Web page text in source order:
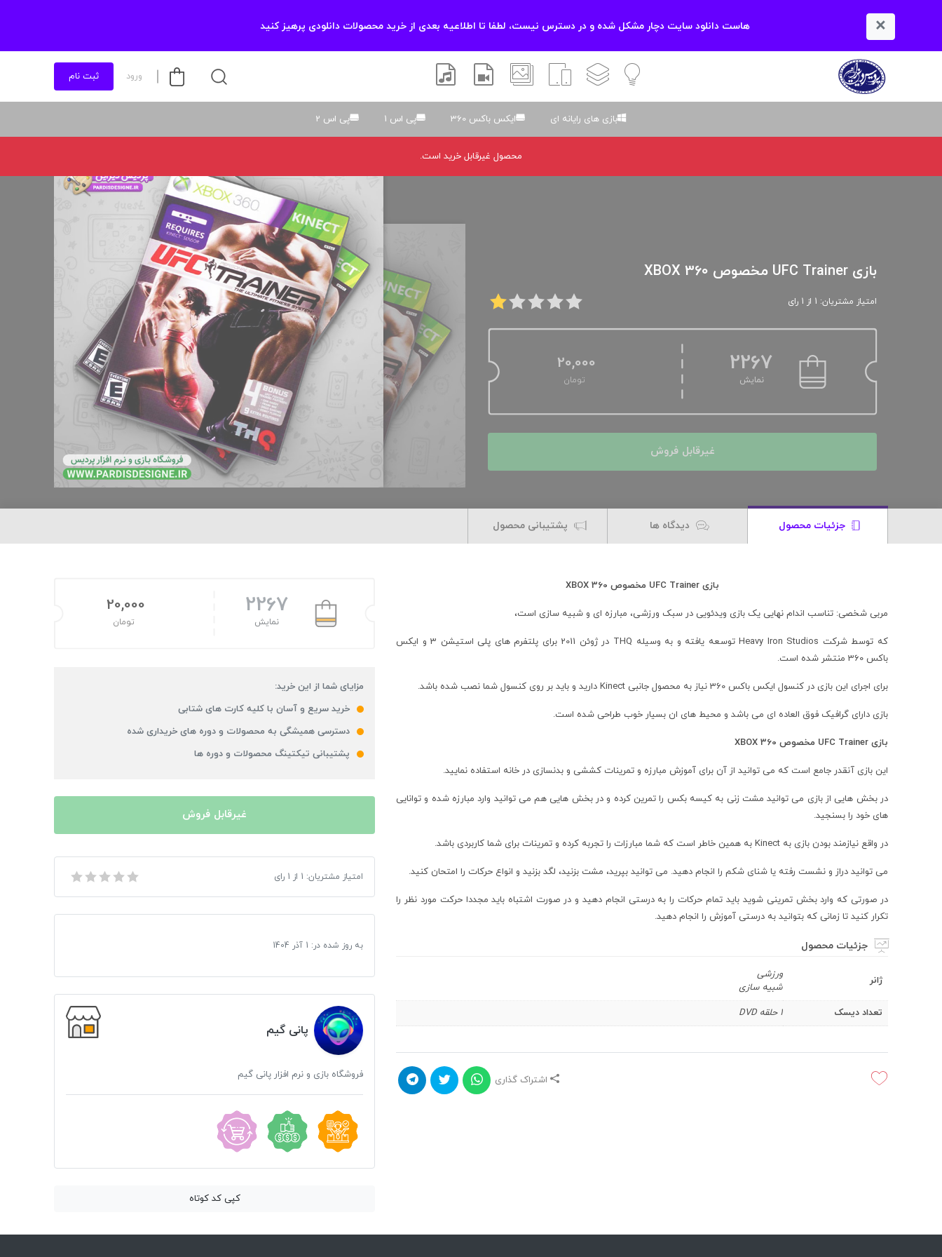
× هاست دانلود سایت دچار مشکل شده و در دسترس نیست، لطفا تا اطلاعیه بعدی از خرید محصولات دانلودی پرهیز کنید
آموزشیلایه باز اسکریپت والپیپر افتر افکتسموسیقی و صدا
ورود ثبت نام
بازی های رایانه ای ایکس باکس 360 پی اس 1 پی اس 2
محصول غیرقابل خرید است.
بازی UFC Trainer مخصوص XBOX 360
امتیاز مشتریان: 1 از 1 رای
2267
نمایش
20,000
تومان
غیرقابل فروش
جزئیات محصول دیدگاه ها پشتیبانی محصول
بازی UFC Trainer مخصوص XBOX 360
مربی شخصی: تناسب اندام نهایی یک بازی ویدئویی در سبک ورزشی، مبارزه ای و شبیه سازی است،
که توسط شرکت Heavy Iron Studios توسعه یافته و به وسیله THQ در ژوئن 2011 برای پلتفرم های پلی استیشن 3 و ایکس
باکس 360 منتشر شده است.
برای اجرای این بازی در کنسول ایکس باکس 360 نیاز به محصول جانبی Kinect دارید و باید بر روی کنسول شما نصب شده باشد.
بازی دارای گرافیک فوق العاده ای می باشد و محیط های ان بسیار خوب طراحی شده است.
بازی UFC Trainer مخصوص XBOX 360
این بازی آنقدر جامع است که می توانید از آن برای آموزش مبارزه و تمرینات کششی و بدنسازی در خانه استفاده نمایید.
در بخش هایی از بازی می توانید مشت زنی به کیسه بکس را تمرین کرده و در بخش هایی هم می توانید وارد مبارزه شده و توانایی
های خود را بسنجید.
در واقع نیازمند بودن بازی به Kinect به همین خاطر است که شما مبارزات را تجربه کرده و تمرینات برای شما کاربردی باشد.
می توانید دراز و نشست رفته یا شنای شکم را انجام دهید. می توانید بپرید، مشت بزنید، لگد بزنید و انواع حرکات را امتحان کنید.
در صورتی که وارد بخش تمرینی شوید باید تمام حرکات را به درستی انجام دهید و در صورت اشتباه باید مجددا حرکت مورد نظر را
تکرار کنید تا زمانی که بتوانید به درستی آموزش را انجام دهید.
جزئیات محصول
ژانر
ورزشی
شبیه سازی
تعداد دیسک
1 حلقه DVD
اشتراک گذاری
2267
نمایش
20,000
تومان
مزایای شما از این خرید:
خرید سریع و آسان با کلیه کارت های شتابی
دسترسی همیشگی به محصولات و دوره های خریداری شده
پشتیبانی تیکتینگ محصولات و دوره ها
غیرقابل فروش
بازی UFC Trainer مخصوص XBOX 360
امتیاز مشتریان: 1 از 1 رای
به روز شده در: 1 آذر 1404
پانی گیم
فروشگاه بازی و نرم افزار پانی گیم
کپی کد کوتاه